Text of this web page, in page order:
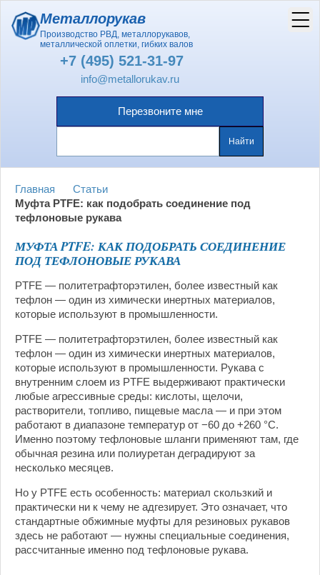
Металлорукав
Производство РВД, металлорукавов,
металлической оплетки, гибких валов
+7 (495) 521-31-97
info@metallorukav.ru
Перезвоните мне
Главная
Статьи
Муфта PTFE: как подобрать соединение под
тефлоновые рукава
МУФТА PTFE: КАК ПОДОБРАТЬ СОЕДИНЕНИЕ
ПОД ТЕФЛОНОВЫЕ РУКАВА
PTFE — политетрафторэтилен, более известный как
тефлон — один из химически инертных материалов,
которые используют в промышленности.
PTFE — политетрафторэтилен, более известный как
тефлон — один из химически инертных материалов,
которые используют в промышленности. Рукава с
внутренним слоем из PTFE выдерживают практически
любые агрессивные среды: кислоты, щелочи,
растворители, топливо, пищевые масла — и при этом
работают в диапазоне температур от −60 до +260 °C.
Именно поэтому тефлоновые шланги применяют там, где
обычная резина или полиуретан деградируют за
несколько месяцев.
Но у PTFE есть особенность: материал скользкий и
практически ни к чему не адгезирует. Это означает, что
стандартные обжимные муфты для резиновых рукавов
здесь не работают — нужны специальные соединения,
рассчитанные именно под тефлоновые рукава.